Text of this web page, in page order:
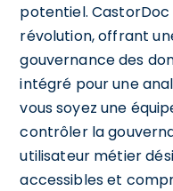
potentiel.
révolution, offrant
gouvernance des
intégré pour une
vous soyez une
contrôler la
utilisateur métier
accessibles et